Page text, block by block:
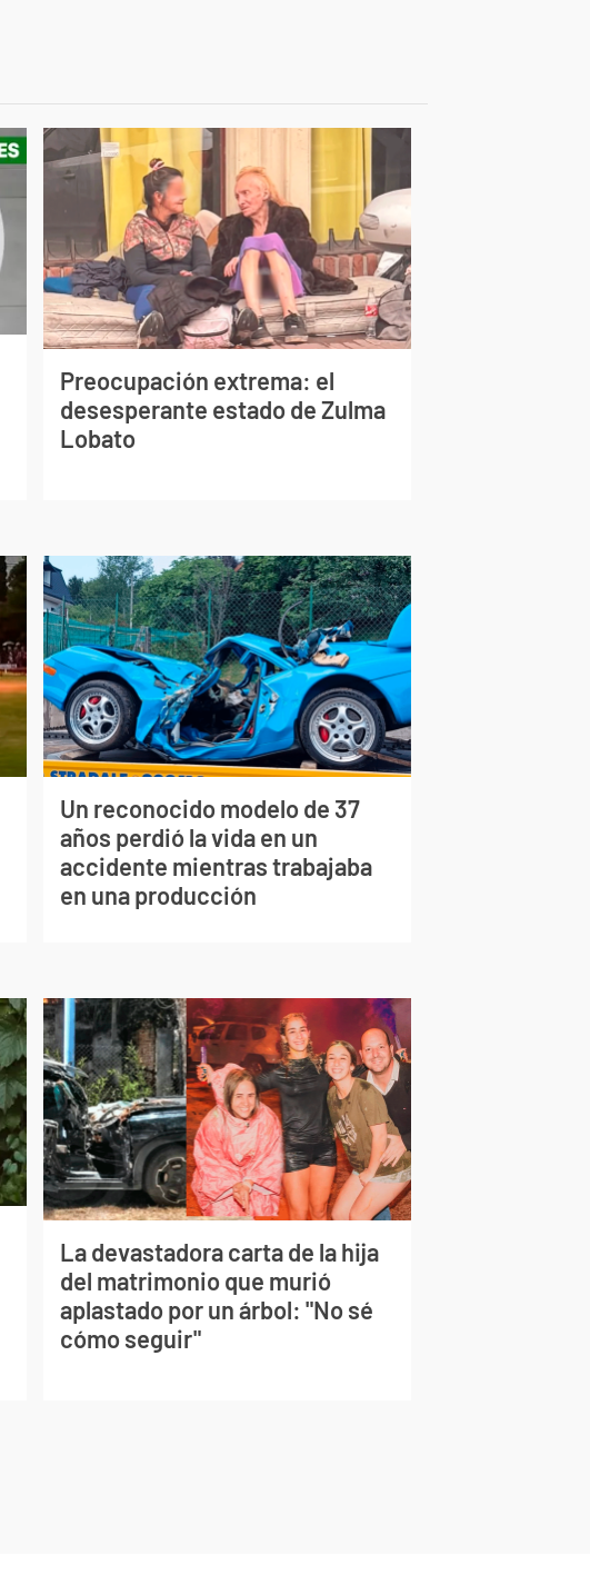
Preocupación extrema: el
desesperante estado de Zulma
Lobato
Un reconocido modelo de 37
años perdió la vida en un
accidente mientras trabajaba
en una producción
La devastadora carta de la hija
del matrimonio que murió
aplastado por un árbol: "No sé
cómo seguir"